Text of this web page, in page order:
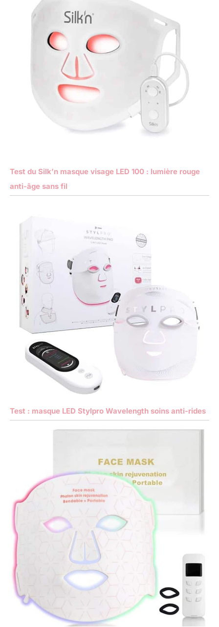
Test du Silk’n masque visage LED 100 : lumière rouge
anti-âge sans fil
Test : masque LED Stylpro Wavelength soins anti-rides